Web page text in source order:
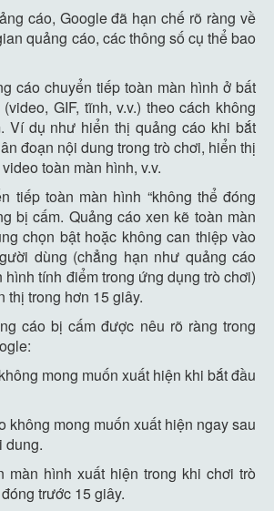
cáo, Google đã hạn chế rõ ràng về
quảng cáo, các thông số cụ thể bao
cáo chuyển tiếp toàn màn hình ở bất
GIF, tĩnh, v.v.) theo cách không
Ví dụ như hiển thị quảng cáo khi bắt
đoạn nội dung trong trò chơi, hiển thị
toàn màn hình, v.v.
tiếp toàn màn hình “không thể đóng
bị cấm. Quảng cáo xen kẽ toàn màn
chọn bật hoặc không can thiệp vào
dùng (chẳng hạn như quảng cáo
hình tính điểm trong ứng dụng trò chơi)
thị trong hơn 15 giây.
cáo bị cấm được nêu rõ ràng trong
mong muốn xuất hiện khi bắt đầu
không mong muốn xuất hiện ngay sau
dung.
màn hình xuất hiện trong khi chơi trò
trước 15 giây.